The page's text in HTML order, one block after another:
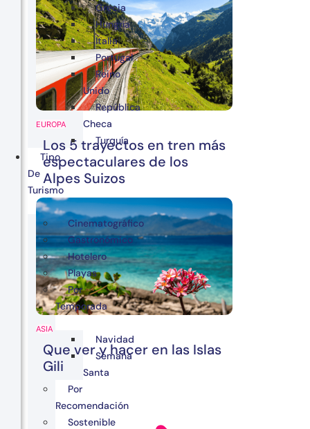
EUROPA
Los 5 trayectos en tren más
espectaculares de los
Alpes Suizos
ASIA
Que ver y hacer en las Islas
Gili
Grecia
Hungría
Italia
Portugal
Reino
Unido
República
Checa
Turquía
Tipo
De
Turismo
Cinematográfico
Gastronómico
Hotelero
Playas
Por
Temporada
Navidad
Semana
Santa
Por
Recomendación
Sostenible